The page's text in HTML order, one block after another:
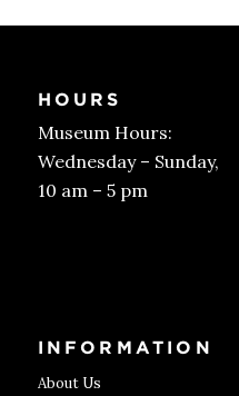
HOURS
Museum Hours:
Wednesday – Sunday,
10 am – 5 pm
INFORMATION
About Us